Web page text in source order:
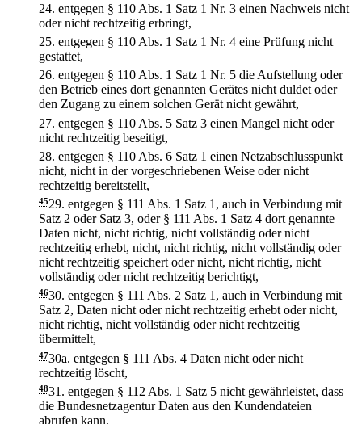
24. entgegen § 110 Abs. 1 Satz 1 Nr. 3 einen Nachweis nicht
oder nicht rechtzeitig erbringt,
25. entgegen § 110 Abs. 1 Satz 1 Nr. 4 eine Prüfung nicht
gestattet,
26. entgegen § 110 Abs. 1 Satz 1 Nr. 5 die Aufstellung oder
den Betrieb eines dort genannten Gerätes nicht duldet oder
den Zugang zu einem solchen Gerät nicht gewährt,
27. entgegen § 110 Abs. 5 Satz 3 einen Mangel nicht oder
nicht rechtzeitig beseitigt,
28. entgegen § 110 Abs. 6 Satz 1 einen Netzabschlusspunkt
nicht, nicht in der vorgeschriebenen Weise oder nicht
rechtzeitig bereitstellt,
4529. entgegen § 111 Abs. 1 Satz 1, auch in Verbindung mit
Satz 2 oder Satz 3, oder § 111 Abs. 1 Satz 4 dort genannte
Daten nicht, nicht richtig, nicht vollständig oder nicht
rechtzeitig erhebt, nicht, nicht richtig, nicht vollständig oder
nicht rechtzeitig speichert oder nicht, nicht richtig, nicht
vollständig oder nicht rechtzeitig berichtigt,
4630. entgegen § 111 Abs. 2 Satz 1, auch in Verbindung mit
Satz 2, Daten nicht oder nicht rechtzeitig erhebt oder nicht,
nicht richtig, nicht vollständig oder nicht rechtzeitig
übermittelt,
4730a. entgegen § 111 Abs. 4 Daten nicht oder nicht
rechtzeitig löscht,
4831. entgegen § 112 Abs. 1 Satz 5 nicht gewährleistet, dass
die Bundesnetzagentur Daten aus den Kundendateien
abrufen kann,